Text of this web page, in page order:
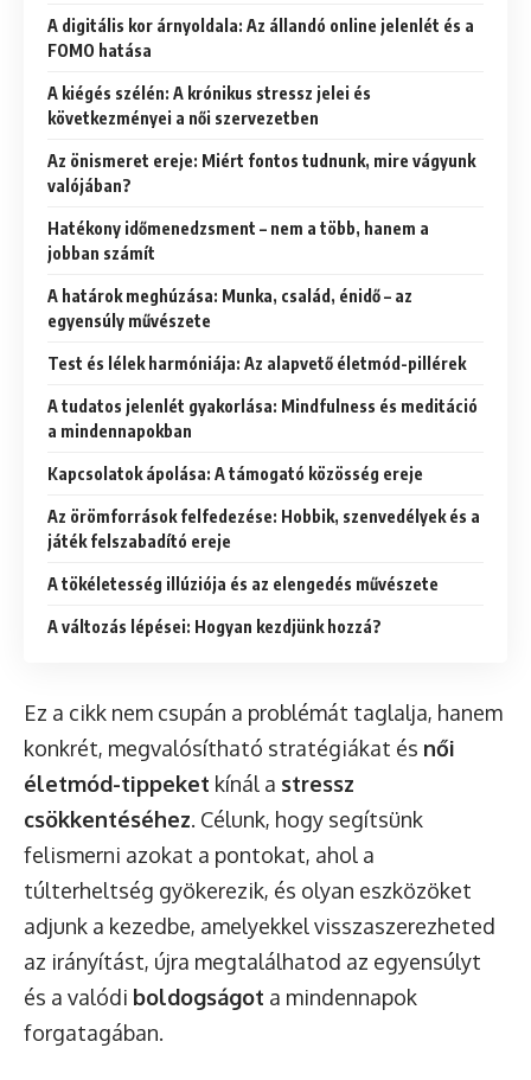
A digitális kor árnyoldala: Az állandó online jelenlét és a
FOMO hatása
A kiégés szélén: A krónikus stressz jelei és
következményei a női szervezetben
Az önismeret ereje: Miért fontos tudnunk, mire vágyunk
valójában?
Hatékony időmenedzsment – nem a több, hanem a
jobban számít
A határok meghúzása: Munka, család, énidő – az
egyensúly művészete
Test és lélek harmóniája: Az alapvető életmód-pillérek
A tudatos jelenlét gyakorlása: Mindfulness és meditáció
a mindennapokban
Kapcsolatok ápolása: A támogató közösség ereje
Az örömforrások felfedezése: Hobbik, szenvedélyek és a
játék felszabadító ereje
A tökéletesség illúziója és az elengedés művészete
A változás lépései: Hogyan kezdjünk hozzá?
Ez a cikk nem csupán a problémát taglalja, hanem
konkrét, megvalósítható stratégiákat és női
életmód-tippeket kínál a stressz
csökkentéséhez. Célunk, hogy segítsünk
felismerni azokat a pontokat, ahol a
túlterheltség gyökerezik, és olyan eszközöket
adjunk a kezedbe, amelyekkel visszaszerezheted
az irányítást, újra megtalálhatod az egyensúlyt
és a valódi boldogságot a mindennapok
forgatagában.